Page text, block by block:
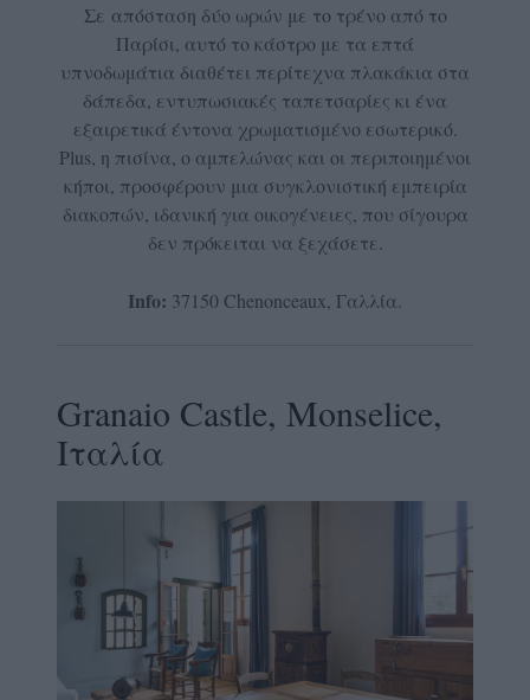
Σε απόσταση δύο ωρών με το τρένο από το
Παρίσι, αυτό το κάστρο με τα επτά
υπνοδωμάτια διαθέτει περίτεχνα πλακάκια στα
δάπεδα, εντυπωσιακές ταπετσαρίες κι ένα
εξαιρετικά έντονα χρωματισμένο εσωτερικό.
Plus, η πισίνα, ο αμπελώνας και οι περιποιημένοι
κήποι, προσφέρουν μια συγκλονιστική εμπειρία
διακοπών, ιδανική για οικογένειες, που σίγουρα
δεν πρόκειται να ξεχάσετε.
Info: 37150 Chenonceaux, Γαλλία.
Granaio Castle, Monselice,
Ιταλία